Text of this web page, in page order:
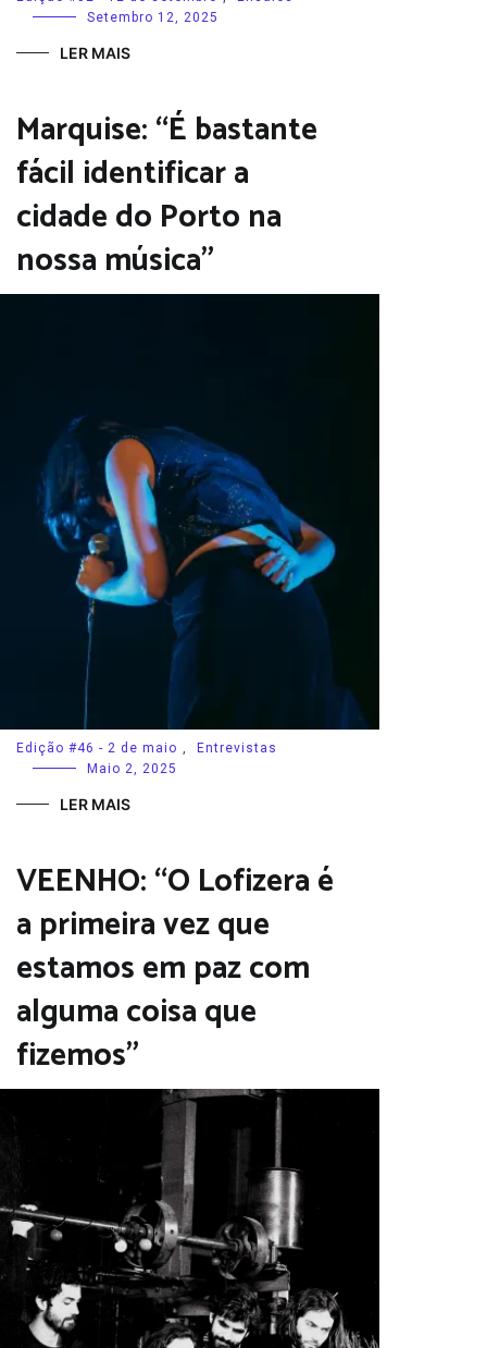
Setembro 12, 2025
LER MAIS
Marquise: “É bastante
fácil identificar a
cidade do Porto na
nossa música”
Edição #46 - 2 de maio ,
Entrevistas
Maio 2, 2025
LER MAIS
VEENHO: “O Lofizera é
a primeira vez que
estamos em paz com
alguma coisa que
fizemos”